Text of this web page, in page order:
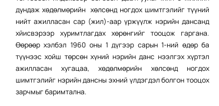
дундаж хөдөлмөрийн хөлсөнд ногдох шимтгэлийг түүний
нийт ажилласан сар (жил)-аар үржүүлж нэрийн дансанд
хйисвэрээр хуримтлагдах хөрөнгийг тооцож гаргана.
Өөрөөр хэлбэл 1960 оны 1 дүгээр сарын 1-ний өдөр ба
түүнээс хойш төрсөн хүний нэрийн данс нээлгэх хүртэл
ажилласан хугацаа, хөдөлмөрийн хөлсөнд ногдох
шимтгэлийг нэрийн дансны эхний үлдэгдэл болгон тооцох
зарчмыг баримтална.